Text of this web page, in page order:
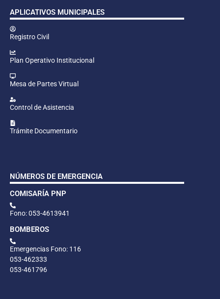
APLICATIVOS MUNICIPALES
Registro Civil
Plan Operativo Institucional
Mesa de Partes Virtual
Control de Asistencia
Trámite Documentario
NÚMEROS DE EMERGENCIA
COMISARÍA PNP
Fono: 053-4613941
BOMBEROS
Emergencias Fono: 116
053-462333
053-461796